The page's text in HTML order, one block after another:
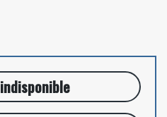
indisponible